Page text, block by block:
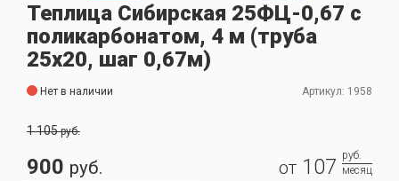
Теплица Сибирская 25ФЦ-0,67 с
поликарбонатом, 4 м (труба
25x20, шаг 0,67м)
Нет в наличии Артикул: 1958
1 105руб.
900 руб. от 107 руб.
месяц